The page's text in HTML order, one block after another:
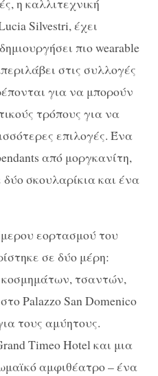
η καλλιτεχνική
Silvestri, έχει
πιο wearable
στις συλλογές
για να μπορούν
τρόπους για να
επιλογές. Ένα
από μοργκανίτη,
σκουλαρίκια και ένα
εορτασμού του
σε δύο μέρη:
τσαντών,
Palazzo San Domenico
τους αμύητους.
Timeo Hotel και μια
αμφιθέατρο – ένα